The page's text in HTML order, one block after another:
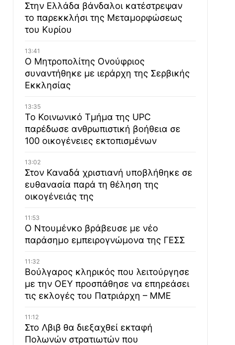
Στην Ελλάδα βάνδαλοι κατέστρεψαν
το παρεκκλήσι της Μεταμορφώσεως
του Κυρίου
13:41
Ο Μητροπολίτης Ονούφριος
συναντήθηκε με ιεράρχη της Σερβικής
Εκκλησίας
13:35
Το Κοινωνικό Τμήμα της UPC
παρέδωσε ανθρωπιστική βοήθεια σε
100 οικογένειες εκτοπισμένων
13:02
Στον Καναδά χριστιανή υποβλήθηκε σε
ευθανασία παρά τη θέληση της
οικογένειάς της
11:53
Ο Ντουμένκο βράβευσε με νέο
παράσημο εμπειρογνώμονα της ΓΕΣΣ
11:32
Βούλγαρος κληρικός που λειτούργησε
με την ΟΕΥ προσπάθησε να επηρεάσει
τις εκλογές του Πατριάρχη – ΜΜΕ
11:12
Στο Λβιβ θα διεξαχθεί εκταφή
Πολωνών στρατιωτών που